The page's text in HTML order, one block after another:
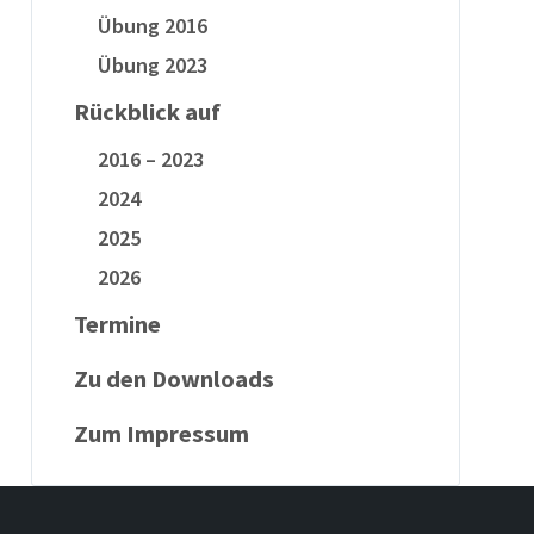
Übung 2016
Übung 2023
Rückblick auf
2016 – 2023
2024
2025
2026
Termine
Zu den Downloads
Zum Impressum